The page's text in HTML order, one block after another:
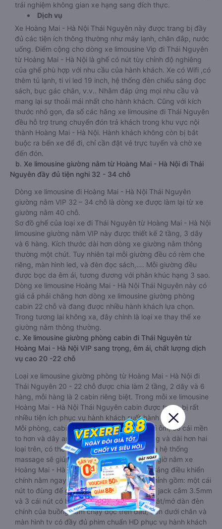
trải nghiệm không gian xe hạng sang đích thực.
Dịch vụ
Xe Hoàng Mai - Hà Nội Thái Nguyên này được trang bị đầy
đủ các tiện ích thông thường như máy lạnh, chăn đắp, nước
uống. Điểm cộng cho dòng xe limousine Vip đi Thái Nguyên
từ Hoàng Mai - Hà Nội là ghế có nút tùy chỉnh độ nghiêng
của ghế phù hợp với nhu cầu của hành khách. Xe có Wifi ,có
thêm tủ lạnh, ti vi led 19 inch, hệ thống đèn chiếu sáng đọc
sách, bục gác chân, v.v.. Nhằm đáp ứng mọi nhu cầu và
mang lại sự thoải mái nhất cho hành khách. Cũng với kích
thước nhỏ gọn, đa số các hãng xe limousine đi Thái Nguyên
đều hỗ trợ trung chuyển đón trả khách trong khu vực nội
thành Hoàng Mai - Hà Nội. Hành khách không còn bị bắt
buộc ra bến xe để đi, chỉ cần đặt vé trực tuyến và chờ xe
đến đón.
b. Xe limousine giường nằm từ Hoàng Mai - Hà Nội đi Thái
Nguyên đầy đủ tiện nghi 32 - 34 chỗ
Dòng xe limousine đi Hoàng Mai - Hà Nội Thái Nguyên
giường nằm VIP 32 – 34 chỗ là dòng xe được làm lại từ xe
giường nằm 40 chỗ.
Sơ đồ ghế của loại xe đi Thái Nguyên từ Hoàng Mai - Hà Nội
limousine giường nằm VIP này được thiết kế 2 tầng, 3 dãy
và 6 hàng. Kích thước dài hơn dòng xe giường nằm thông
thường một chút. Tuy nhiên tại mỗi giường đều có rèm che
riêng, màn hình led, và đèn đọc sách,…. Mỗi giường đều
được bọc da êm ái, tương đương với phân khúc hạng 3 sao.
Dòng xe limousine Hoàng Mai - Hà Nội Thái Nguyên này có
giá cả phải chăng hơn dòng xe limousine giường phòng
cabin 22 chỗ và đang được nhiều hành khách lựa chọn.
Trong tương lai không xa, đây chính là loại xe thay thế xe
giường nằm thông thường.
c. Xe limousine giường phòng cabin đi Thái Nguyên từ
Hoàng Mai - Hà Nội VIP sang trọng, êm ái, chất lượng dịch
vụ cao 20 -22 chỗ
Loại xe limousine giường phòng từ Hoàng Mai - Hà Nội đi
Thái Nguyên 20 - 22 chỗ được chia làm 2 tầng, 2 dãy và 6
hàng, mỗi hàng là 2 cabin riêng biệt. Trong mỗi xe limousine
Hoàng Mai - Hà Nội Thái Nguyên cabin được trang bị rất
nhiều tiện ích phục vụ hành khách suốt hành trình.
Mỗi phòng, cabin đều có gối nằm rời, có gối ôm, có cái mền
to hơn và dây an toàn seat belt. Giường rộng và dài hơn hai
loại trên, có thể lăn lộn thoải mái. Đặc biệt là hệ thống
massage sẽ giúp bạn thư giãn trong những giờ nằm xe
Hoàng Mai - Hà Nội đến Thái Nguyên dài. Bảng điều khiển
chính nằm ngay cạnh đầu để tiện tay tuỳ chỉnh gồm: một cái
nút to đùng để gọi tiếp viên, 2 cổng USB , 1 jack cắm 3.5mm
và 3 cái nút có biểu tượng nguồn dùng để tắt/mở dàn đèn
chính của buồng nằm chạy dọc trên đầu, đèn dưới chân và
màn hình tv có đầy đủ phim chuẩn HD phục vụ hành khách